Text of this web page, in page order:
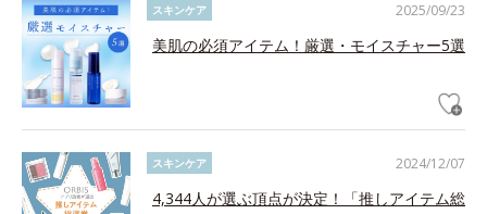
2025/09/23
スキンケア
美肌の必須アイテム！厳選・モイスチャー5選
2024/12/07
スキンケア
4,344人が選ぶ頂点が決定！「推しアイテム総